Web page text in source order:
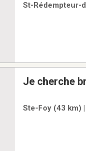
St-Rédempteur-
Je cherche
Ste-Foy (43 km)